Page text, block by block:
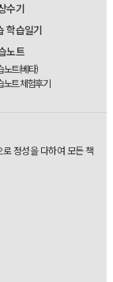
수기
학습일기
노트
노트(베타)
트 체험후기
정성을 다하여 모든 책